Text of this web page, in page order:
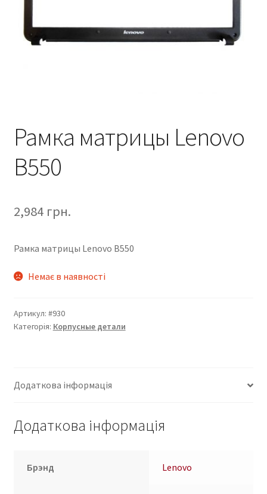
Рамка матрицы Lenovo
B550
2,984 грн.
Рамка матрицы Lenovo B550
Немає в наявності
Артикул: #930
Категорія: Корпусные детали
Додаткова інформація
Додаткова інформація
Брэнд Lenovo